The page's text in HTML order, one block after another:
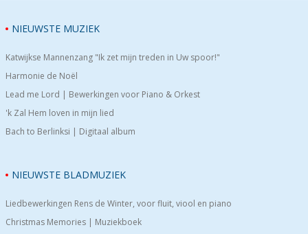
NIEUWSTE MUZIEK
Katwijkse Mannenzang "Ik zet mijn treden in Uw spoor!"
Harmonie de Noël
Lead me Lord | Bewerkingen voor Piano & Orkest
'k Zal Hem loven in mijn lied
Bach to Berlinksi | Digitaal album
NIEUWSTE BLADMUZIEK
Liedbewerkingen Rens de Winter, voor fluit, viool en piano
Christmas Memories | Muziekboek